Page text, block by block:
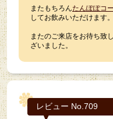
またもちろんたんぽぽコ
してお飲みいただけます。
またのご来店をお待ち致
ざいました。
レビュー No.709